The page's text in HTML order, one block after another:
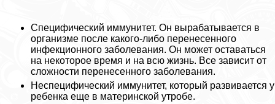
Специфический иммунитет. Он выpaбатывается в
организме после какого-либо перенесенного
инфекционного заболевания. Он может оставаться
на некоторое время и на всю жизнь. Все зависит от
сложности перенесенного заболевания.
Неспецифический иммунитет, который развивается у
ребенка еще в материнской утробе.